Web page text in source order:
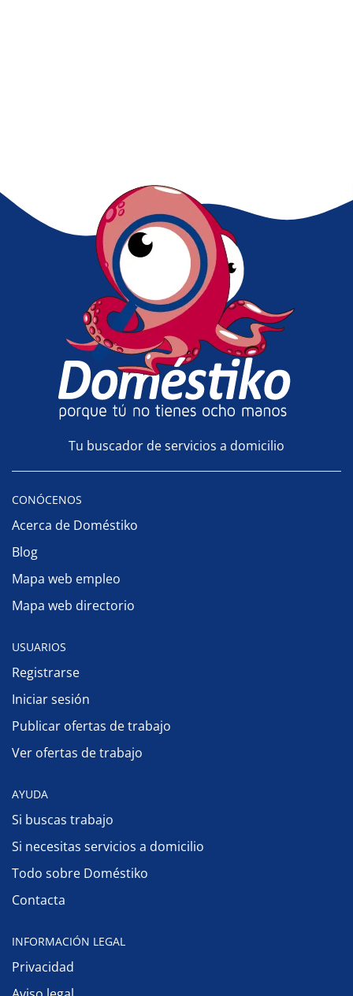
Tu buscador de servicios a domicilio
CONÓCENOS
Acerca de Doméstiko
Blog
Mapa web empleo
Mapa web directorio
USUARIOS
Registrarse
Iniciar sesión
Publicar ofertas de trabajo
Ver ofertas de trabajo
AYUDA
Si buscas trabajo
Si necesitas servicios a domicilio
Todo sobre Doméstiko
Contacta
INFORMACIÓN LEGAL
Privacidad